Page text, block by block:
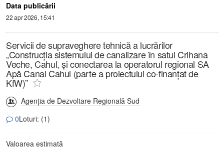
Data publicării
22 apr 2026, 15:41
Servicii de supraveghere tehnică a lucrărilor
„Construcția sistemului de canalizare în satul Crihana
Veche, Cahul, și conectarea la operatorul regional SA
Apă Canal Cahul (parte a proiectului co-finanțat de
KfW)”
Agenția de Dezvoltare Regională Sud
0Loturi: (1)
Valoarea estimată